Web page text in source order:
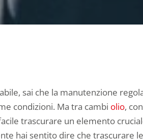
sai che la manutenzione
condizioni. Ma tra cambi olio,
trascurare un elemento
hai sentito dire che trascurare